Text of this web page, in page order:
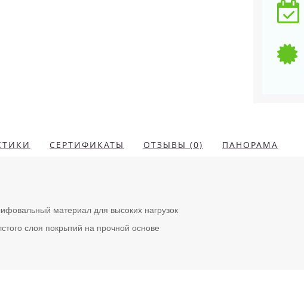
СЕРТИФИКАТЫ ОТЗЫВЫ (0) ПАНОРАМА
материал для высоких нагрузок
слоя покрытий на прочной основе